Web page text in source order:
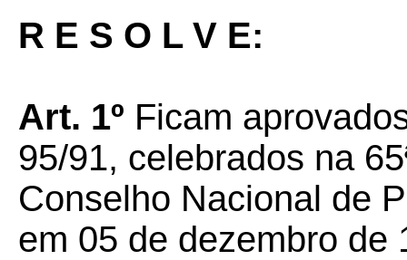
R E S O L V E:
Art. 1º Ficam
95/91, celebrados na
Conselho Nacional de
em 05 de dezembro de